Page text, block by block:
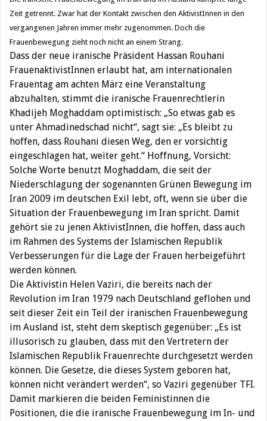
Zeit getrennt. Zwar hat der Kontakt zwischen den AktivistInnen in den
vergangenen Jahren immer mehr zugenommen. Doch die
Frauenbewegung zieht noch nicht an einem Strang.
Dass der neue iranische Präsident Hassan Rouhani
FrauenaktivistInnen erlaubt hat, am internationalen
Frauentag am achten März eine Veranstaltung
abzuhalten, stimmt die iranische Frauenrechtlerin
Khadijeh Moghaddam optimistisch: „So etwas gab es
unter Ahmadinedschad nicht“, sagt sie: „Es bleibt zu
hoffen, dass Rouhani diesen Weg, den er vorsichtig
eingeschlagen hat, weiter geht.“ Hoffnung, Vorsicht:
Solche Worte benutzt Moghaddam, die seit der
Niederschlagung der sogenannten Grünen Bewegung im
Iran 2009 im deutschen Exil lebt, oft, wenn sie über die
Situation der Frauenbewegung im Iran spricht. Damit
gehört sie zu jenen AktivistInnen, die hoffen, dass auch
im Rahmen des Systems der Islamischen Republik
Verbesserungen für die Lage der Frauen herbeigeführt
werden können.
Die Aktivistin Helen Vaziri, die bereits nach der
Revolution im Iran 1979 nach Deutschland geflohen und
seit dieser Zeit ein Teil der iranischen Frauenbewegung
im Ausland ist, steht dem skeptisch gegenüber: „Es ist
illusorisch zu glauben, dass mit den Vertretern der
Islamischen Republik Frauenrechte durchgesetzt werden
können. Die Gesetze, die dieses System geboren hat,
können nicht verändert werden“, so Vaziri gegenüber TFI.
Damit markieren die beiden Feministinnen die
Positionen, die die iranische Frauenbewegung im In- und